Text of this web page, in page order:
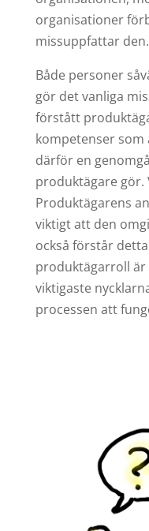
organisationer
missuppfattar den.
Både personer
gör det vanliga
förstått
kompetenser som
därför en
produktägare gör.
Produktägarens
viktigt att den
också förstår
produktägarroll är
viktigaste
processen att